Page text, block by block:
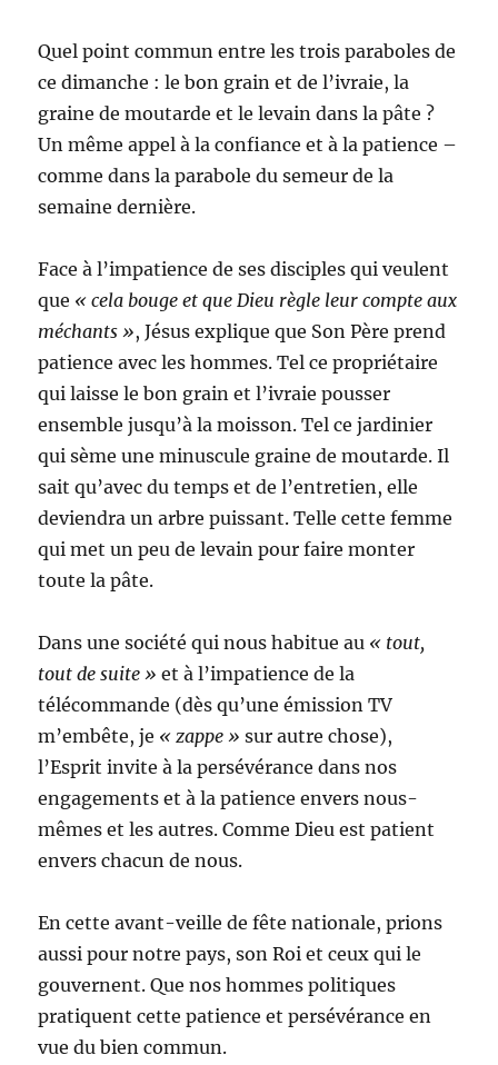
Quel point commun entre les trois paraboles de
ce dimanche : le bon grain et de l’ivraie, la
graine de moutarde et le levain dans la pâte ?
Un même appel à la confiance et à la patience –
comme dans la parabole du semeur de la
semaine dernière.
Face à l’impatience de ses disciples qui veulent
que « cela bouge et que Dieu règle leur compte aux
méchants », Jésus explique que Son Père prend
patience avec les hommes. Tel ce propriétaire
qui laisse le bon grain et l’ivraie pousser
ensemble jusqu’à la moisson. Tel ce jardinier
qui sème une minuscule graine de moutarde. Il
sait qu’avec du temps et de l’entretien, elle
deviendra un arbre puissant. Telle cette femme
qui met un peu de levain pour faire monter
toute la pâte.
Dans une société qui nous habitue au « tout,
tout de suite » et à l’impatience de la
télécommande (dès qu’une émission TV
m’embête, je « zappe » sur autre chose),
l’Esprit invite à la persévérance dans nos
engagements et à la patience envers nous-
mêmes et les autres. Comme Dieu est patient
envers chacun de nous.
En cette avant-veille de fête nationale, prions
aussi pour notre pays, son Roi et ceux qui le
gouvernent. Que nos hommes politiques
pratiquent cette patience et persévérance en
vue du bien commun.